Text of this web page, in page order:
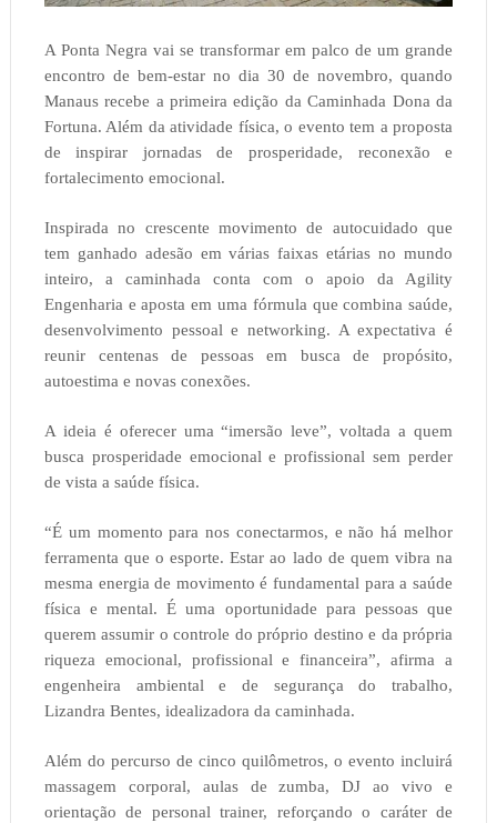
A Ponta Negra vai se transformar em palco de um grande
encontro de bem-estar no dia 30 de novembro, quando
Manaus recebe a primeira edição da Caminhada Dona da
Fortuna. Além da atividade física, o evento tem a proposta
de inspirar jornadas de prosperidade, reconexão e
fortalecimento emocional.
Inspirada no crescente movimento de autocuidado que
tem ganhado adesão em várias faixas etárias no mundo
inteiro, a caminhada conta com o apoio da Agility
Engenharia e aposta em uma fórmula que combina saúde,
desenvolvimento pessoal e networking. A expectativa é
reunir centenas de pessoas em busca de propósito,
autoestima e novas conexões.
A ideia é oferecer uma “imersão leve”, voltada a quem
busca prosperidade emocional e profissional sem perder
de vista a saúde física.
“É um momento para nos conectarmos, e não há melhor
ferramenta que o esporte. Estar ao lado de quem vibra na
mesma energia de movimento é fundamental para a saúde
física e mental. É uma oportunidade para pessoas que
querem assumir o controle do próprio destino e da própria
riqueza emocional, profissional e financeira”, afirma a
engenheira ambiental e de segurança do trabalho,
Lizandra Bentes, idealizadora da caminhada.
Além do percurso de cinco quilômetros, o evento incluirá
massagem corporal, aulas de zumba, DJ ao vivo e
orientação de personal trainer, reforçando o caráter de